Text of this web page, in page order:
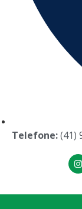
Telefone:(41)